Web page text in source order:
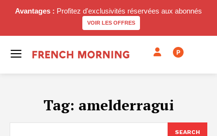
Avantages : Profitez d'exclusivités réservées aux abonnés
VOIR LES OFFRES
P
Tag: amelderragui
SEARCH